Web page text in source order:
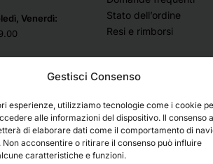
Gestisci Consenso
esperienze, utilizziamo tecnologie come i cookie
alle informazioni del dispositivo. Il consenso
di elaborare dati come il comportamento di
Non acconsentire o ritirare il consenso può influire
caratteristiche e funzioni.
sfusi
sfusi
Venerdì:
Stato dell’ordine
Resi e rimborsi